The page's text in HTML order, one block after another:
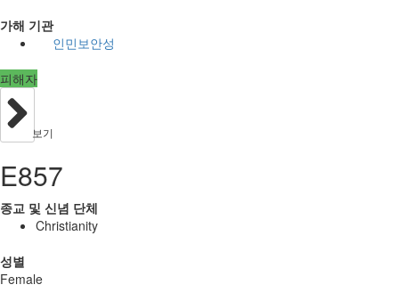
가해 기관
인민보안성
피해자
보기
E857
종교 및 신념 단체
Christianity
성별
Female